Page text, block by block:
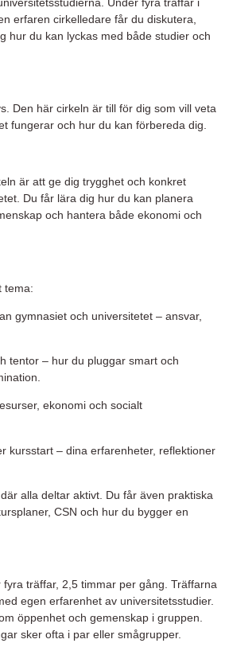
erfaren cirkelledare får du diskutera,
hur du kan lyckas med både studier och
Den här cirkeln är till för dig som vill veta
fungerar och hur du kan förbereda dig.
är att ge dig trygghet och konkret
Du får lära dig hur du kan planera
och hantera både ekonomi och
tema:
gymnasiet och universitetet – ansvar,
tentor – hur du pluggar smart och
ekonomi och socialt
kursstart – dina erfarenheter, reflektioner
alla deltar aktivt. Du får även praktiska
CSN och hur du bygger en
fyra träffar, 2,5 timmar per gång. Träffarna
egen erfarenhet av universitetsstudier.
öppenhet och gemenskap i gruppen.
sker ofta i par eller smågrupper.